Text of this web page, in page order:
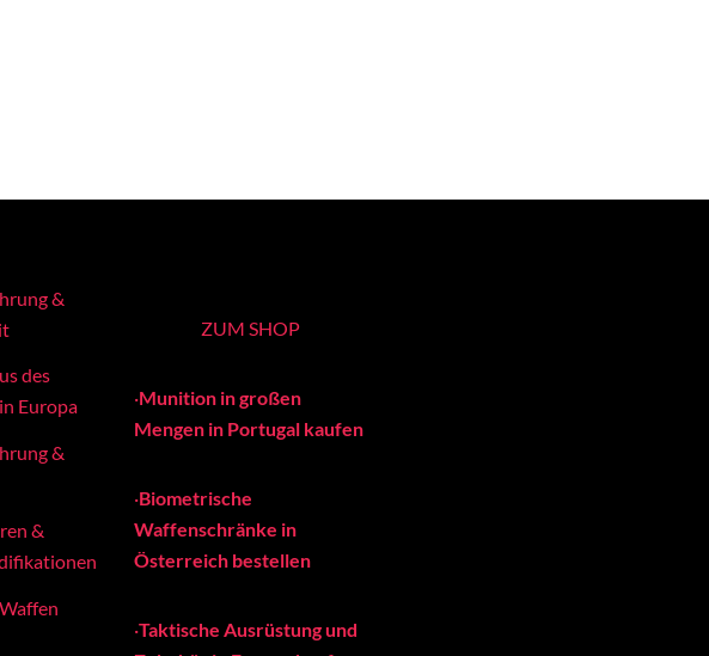
&
des
Europa
&
&
ZUM SHOP
·Munition in großen
Mengen in Portugal kaufen
·Biometrische
Waffenschränke in
Österreich bestellen
·Taktische Ausrüstung und